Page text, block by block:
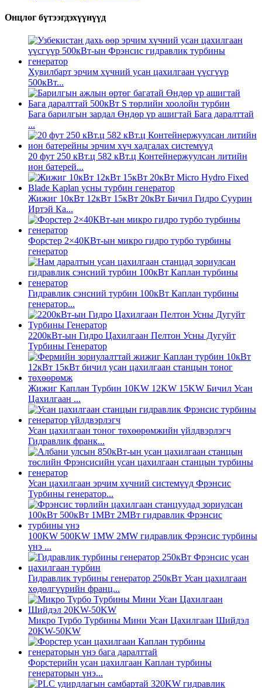
Онцлог бүтээгдэхүүнүүд
Хувилбарт эрчим хүчний усан цахилгаан үүсгүүр
500кВт...
Бага барилгын зардал Өндөр үр ашигтай Бага даралттай
...
20 фут 250 кВт.ц 582 кВт.ц Контейнержуулсан литийн
ион батерей...
Жижиг 10кВт 12кВт 15кВт 20кВт Бичил Гидро Суурин
Иртэй Ка...
Форстер 2×40КВт-ын микро гидро турбо турбины
генератор
Гидравлик сэнсний турбин 100кВт Каплан турбины
генератор...
2200кВт-ын Гидро Цахилгаан Пелтон Усны Дугуйт
Турбины Генератор
Жижиг Каплан Турбин 10KW 12KW 15KW Бичил Усан
Цахилгаан ...
Усан цахилгаан тоног төхөөрөмжийн үйлдвэрлэгч
Гидравлик франк...
Усан цахилгаан эрчим хүчний системүүд Фрэнсис
Турбины генератор...
100KW 500KW 1MW 2MW гидравлик Фрэнсис турбины
үнэ ...
Гидравлик турбины генератор 250кВт Усан цахилгаан
хөдөлгүүрийн франц...
Микро Турбо Турбины Мини Усан Цахилгаан Шийдэл
20KW-50KW
Форстерийн усан цахилгаан Каплан турбины
генераторын үнэ...